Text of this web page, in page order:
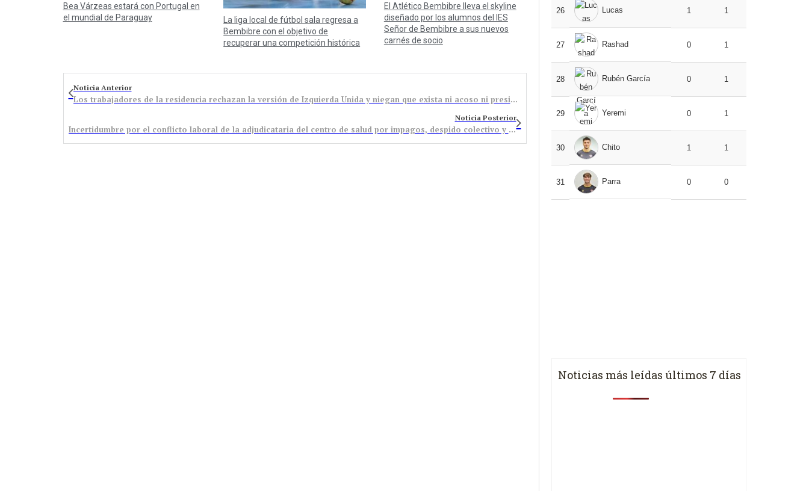
Bea Várzeas estará con Portugal en
el mundial de Paraguay
La liga local de fútbol sala regresa a
Bembibre con el objetivo de
recuperar una competición histórica
El Atlético Bembibre lleva el skyline
diseñado por los alumnos del IES
Señor de Bembibre a sus nuevos
carnés de socio
Noticia Anterior
Los trabajadores de la residencia rechazan la versión de Izquierda Unida y niegan que exista ni acoso ni presiones
Noticia Posterior
Incertidumbre por el conflicto laboral de la adjudicataria del centro de salud por impagos, despido colectivo y preconcurso de acreedores
26 Lucas 1 1
27 Rashad 0 1
28 Rubén García 0 1
29 Yeremi 0 1
30 Chito 1 1
31 Parra 0 0
Noticias más leídas últimos 7 días